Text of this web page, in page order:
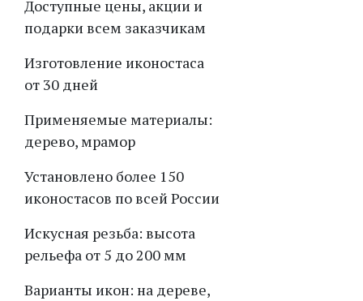
Доступные цены, акции и
подарки всем заказчикам
Изготовление иконостаса
от 30 дней
Применяемые материалы:
дерево, мрамор
Установлено более 150
иконостасов по всей России
Искусная резьба: высота
рельефа от 5 до 200 мм
Варианты икон: на дереве,